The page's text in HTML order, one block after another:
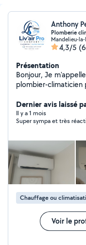
Anthony
Plomberie
Mandelieu-
4,3/5
Présentation
Bonjour, Je m'appelle Anthony, j'ai 32 ans et je suis
plombier-climaticien
climatisation,
travaux de
de bain, installation
de la qualité de mon
pour étudier votre
questions.
Dernier avis laissé
Il y a 1 mois
Super sympa et très
Chauffage ou
Voir le